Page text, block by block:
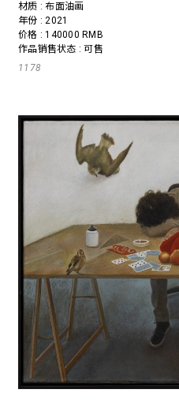
材质 : 布面油画
年份 : 2021
价格 : 140000 RMB
作品销售状态 : 可售
1178